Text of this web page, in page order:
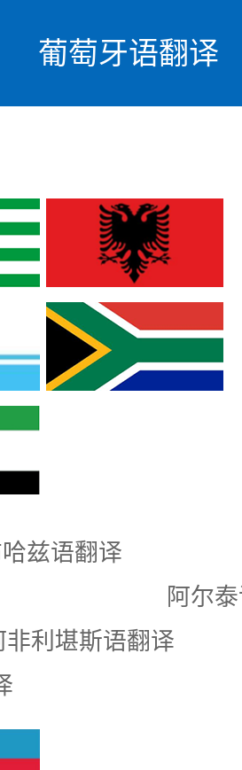
葡萄牙语翻译
兹语翻译
译 阿尔
堪斯